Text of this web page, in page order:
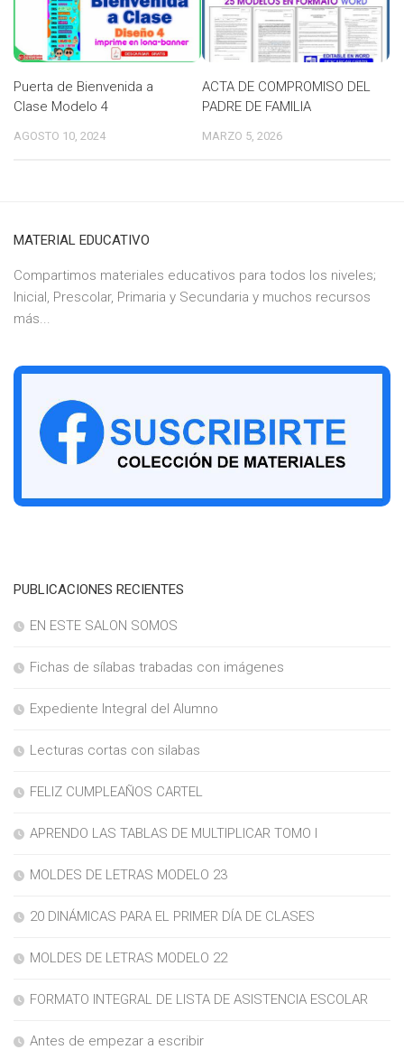
Puerta de Bienvenida a
Clase Modelo 4
AGOSTO 10, 2024
ACTA DE COMPROMISO DEL
PADRE DE FAMILIA
MARZO 5, 2026
MATERIAL EDUCATIVO
Compartimos materiales educativos para todos los niveles;
Inicial, Prescolar, Primaria y Secundaria y muchos recursos
más...
PUBLICACIONES RECIENTES
EN ESTE SALON SOMOS
Fichas de sílabas trabadas con imágenes
Expediente Integral del Alumno
Lecturas cortas con silabas
FELIZ CUMPLEAÑOS CARTEL
APRENDO LAS TABLAS DE MULTIPLICAR TOMO I
MOLDES DE LETRAS MODELO 23
20 DINÁMICAS PARA EL PRIMER DÍA DE CLASES
MOLDES DE LETRAS MODELO 22
FORMATO INTEGRAL DE LISTA DE ASISTENCIA ESCOLAR
Antes de empezar a escribir